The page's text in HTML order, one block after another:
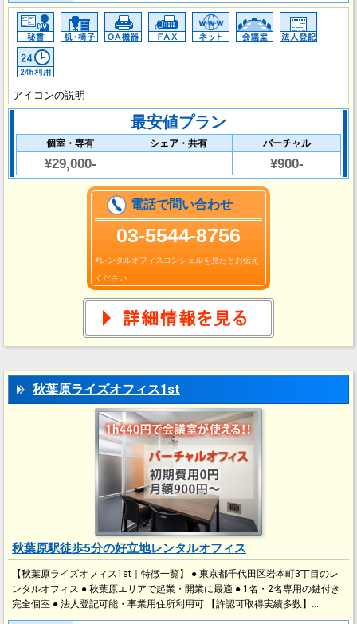
アイコンの説明
最安値プラン
個室・専有 シェア・共有 バーチャル
¥29,000- ¥900-
電話で問い合わせ
03‐5544-8756
※レンタルオフィスコンシェルを見たとお伝え
ください
秋葉原ライズオフィス1st
秋葉原駅徒歩5分の好立地レンタルオフィス
【秋葉原ライズオフィス1st｜特徴一覧】 ● 東京都千代田区岩本町3丁目のレ
ンタルオフィス ● 秋葉原エリアで起業・開業に最適 ● 1名・2名専用の鍵付き
完全個室 ● 法人登記可能・事業用住所利用可 【許認可取得実績多数】…